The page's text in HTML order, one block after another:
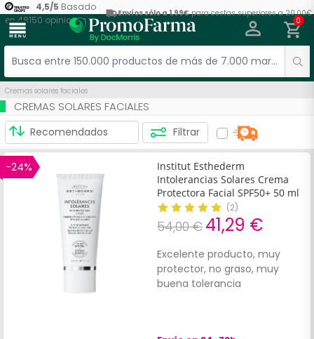
4,5/5 Basado
en48150 opiniones
Envíos sólo a 1,99€para cestas superiores a 20,00€
menu 0
Cremas solares faciales
CREMAS SOLARES FACIALES
Filtrar
-24%
Institut Esthederm
Intolerancias Solares Crema
Protectora Facial SPF50+ 50 ml
(2)
54,00 € 41,29 €
Excelente producto, muy
protector, no graso, muy
buena tolerancia